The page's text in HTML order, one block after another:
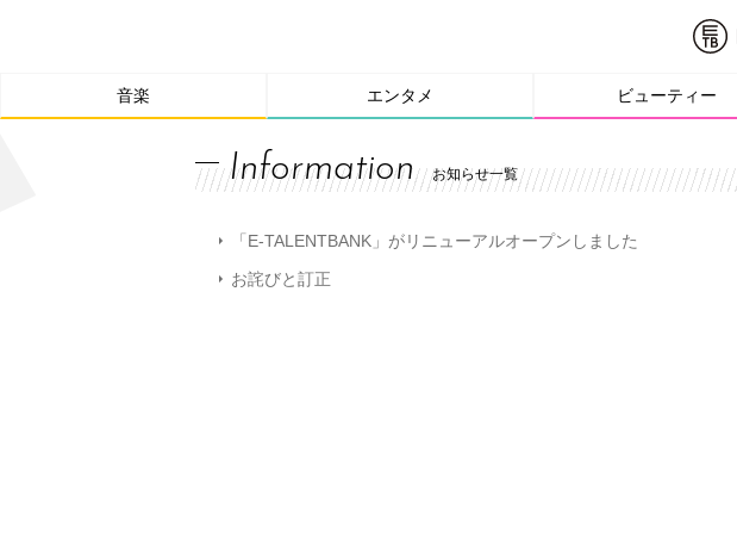
音楽 エンタメ ビューティー
Information お知らせ一覧
「E-TALENTBANK」がリニューアルオープンしました
お詫びと訂正